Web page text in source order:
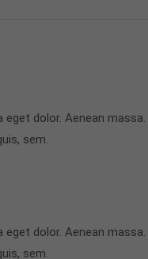
dolor. Aenean
sem.
dolor. Aenean
sem.